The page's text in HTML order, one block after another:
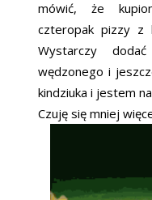
mówić, że
czteropak pizzy z
Wystarczy
wędzonego i
kindziuka i jestem
Czuję się mniej